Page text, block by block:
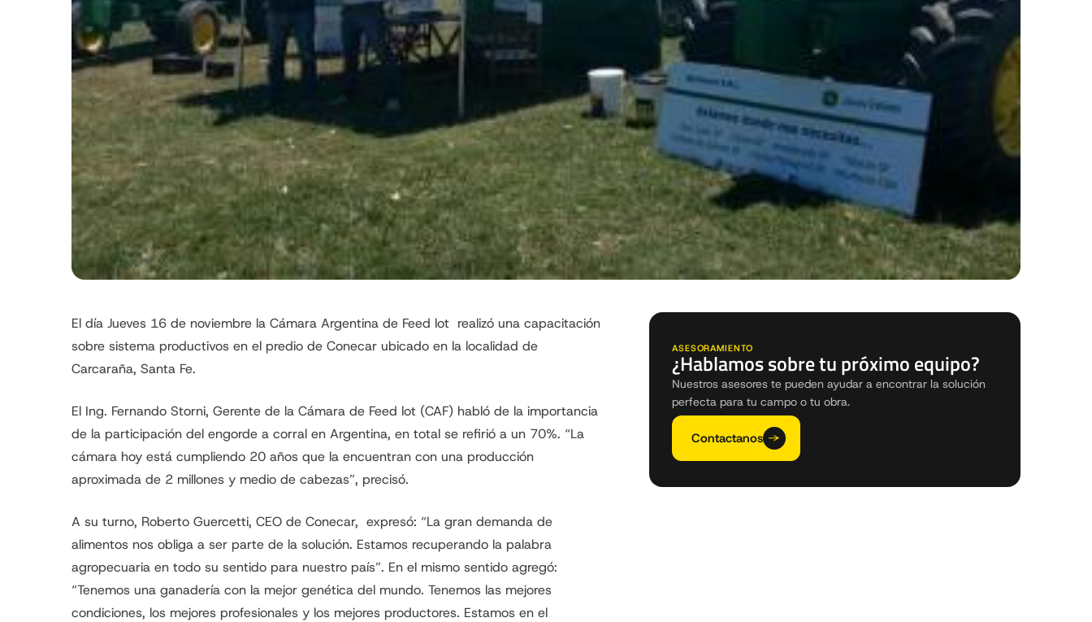
El día Jueves 16 de noviembre la Cámara Argentina de Feed lot realizó una capacitación
sobre sistema productivos en el predio de Conecar ubicado en la localidad de
Carcaraña, Santa Fe.
El Ing. Fernando Storni, Gerente de la Cámara de Feed lot (CAF) habló de la importancia
de la participación del engorde a corral en Argentina, en total se refirió a un 70%. “La
cámara hoy está cumpliendo 20 años que la encuentran con una producción
aproximada de 2 millones y medio de cabezas”, precisó.
A su turno, Roberto Guercetti, CEO de Conecar, expresó: “La gran demanda de
alimentos nos obliga a ser parte de la solución. Estamos recuperando la palabra
agropecuaria en todo su sentido para nuestro país”. En el mismo sentido agregó:
“Tenemos una ganadería con la mejor genética del mundo. Tenemos las mejores
condiciones, los mejores profesionales y los mejores productores. Estamos en el
ASESORAMIENTO
¿Hablamos sobre tu próximo equipo?
Nuestros asesores te pueden ayudar a encontrar la solución
perfecta para tu campo o tu obra.
Contactanos